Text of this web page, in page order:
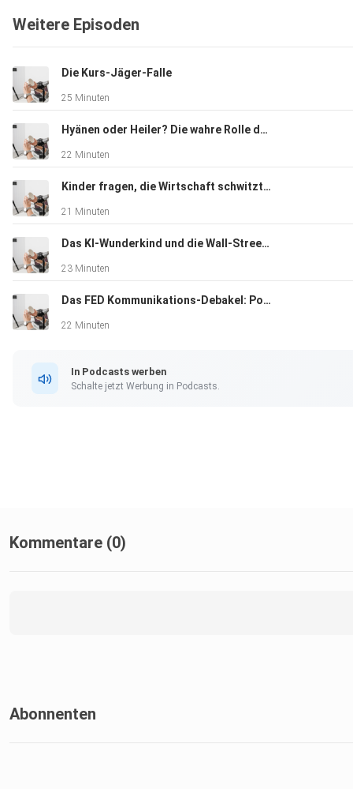
mentalen Abhängigkeit.
Die im Podcast besprochenen Inhalte dienen NUR zu
Informationszwecken, stellen unter keinen Umständen eine
Empfehlung zum Kauf oder Verkauf bestimmter Anlagen dar,
somit keine Anlageberatung! Der Vortragende kann das
einschätzen. Wer sich aufgrund des im Podcast
Kauf oder Verkauf von Anlageprodukten / Vermögenswerten
Gefahr. Weder die AL&E GmbH noch der Vortragende haften,
Sie aufgrund des im Podcast Gesagtem eigene
Weitere Episoden
Die Kurs-Jäger-Falle
25 Minuten
Hyänen oder Heiler? Die wahre Rolle der Hedgefonds
22 Minuten
Kinder fragen, die Wirtschaft schwitzt: „The Big Short“ im Realitätscheck
21 Minuten
Das KI-Wunderkind und die Wall-Street-Rettung: Ein moderner LTCM-Moment
23 Minuten
Das FED Kommunikations-Debakel: Powell vs. Warsh
22 Minuten
In Podcasts werben
Schalte jetzt Werbung in Podcasts.
Kommentare (0)
Abonnenten